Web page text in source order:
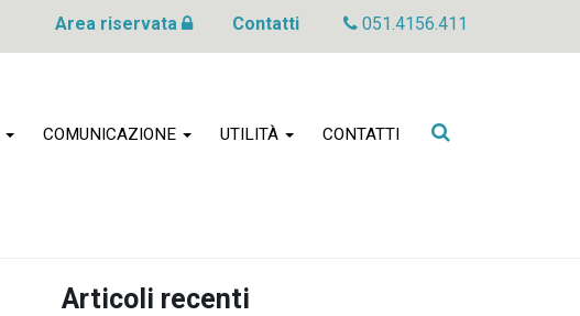
Area riservata Contatti 051.4156.411
COMUNICAZIONE UTILITÀ CONTATTI
Cerca
Articoli recenti